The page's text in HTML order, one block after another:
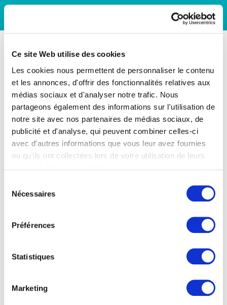
Ce site Web utilise des cookies
Les cookies nous permettent de personnaliser le contenu
et les annonces, d'offrir des fonctionnalités relatives aux
médias sociaux et d'analyser notre trafic. Nous
partageons également des informations sur l'utilisation de
notre site avec nos partenaires de médias sociaux, de
publicité et d'analyse, qui peuvent combiner celles-ci
avec d'autres informations que vous leur avez fournies
ou qu'ils ont collectées lors de votre utilisation de leurs
Nécessaires
Préférences
Statistiques
Marketing